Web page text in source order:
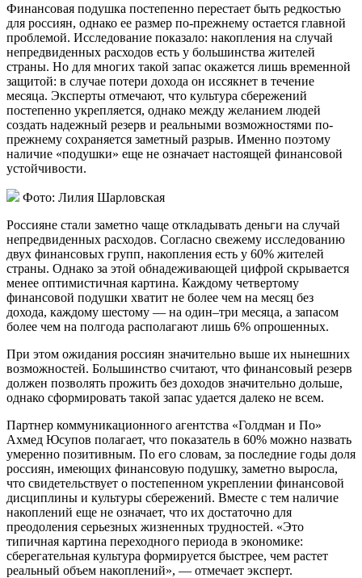
Финансовая подушка постепенно перестает быть редкостью
для россиян, однако ее размер по-прежнему остается главной
проблемой. Исследование показало: накопления на случай
непредвиденных расходов есть у большинства жителей
страны. Но для многих такой запас окажется лишь временной
защитой: в случае потери дохода он иссякнет в течение
месяца. Эксперты отмечают, что культура сбережений
постепенно укрепляется, однако между желанием людей
создать надежный резерв и реальными возможностями по-
прежнему сохраняется заметный разрыв. Именно поэтому
наличие «подушки» еще не означает настоящей финансовой
устойчивости.
Фото: Лилия Шарловская
Россияне стали заметно чаще откладывать деньги на случай
непредвиденных расходов. Согласно свежему исследованию
двух финансовых групп, накопления есть у 60% жителей
страны. Однако за этой обнадеживающей цифрой скрывается
менее оптимистичная картина. Каждому четвертому
финансовой подушки хватит не более чем на месяц без
дохода, каждому шестому — на один–три месяца, а запасом
более чем на полгода располагают лишь 6% опрошенных.
При этом ожидания россиян значительно выше их нынешних
возможностей. Большинство считают, что финансовый резерв
должен позволять прожить без доходов значительно дольше,
однако сформировать такой запас удается далеко не всем.
Партнер коммуникационного агентства «Голдман и По»
Ахмед Юсупов полагает, что показатель в 60% можно назвать
умеренно позитивным. По его словам, за последние годы доля
россиян, имеющих финансовую подушку, заметно выросла,
что свидетельствует о постепенном укреплении финансовой
дисциплины и культуры сбережений. Вместе с тем наличие
накоплений еще не означает, что их достаточно для
преодоления серьезных жизненных трудностей. «Это
типичная картина переходного периода в экономике:
сберегательная культура формируется быстрее, чем растет
реальный объем накоплений», — отмечает эксперт.